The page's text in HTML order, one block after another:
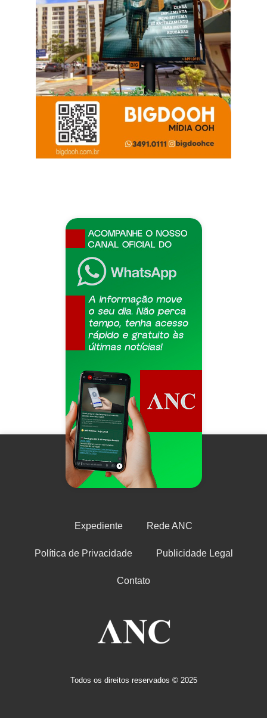
Expediente Rede ANC
Política de Privacidade Publicidade Legal
Contato
Todos os direitos reservados © 2025